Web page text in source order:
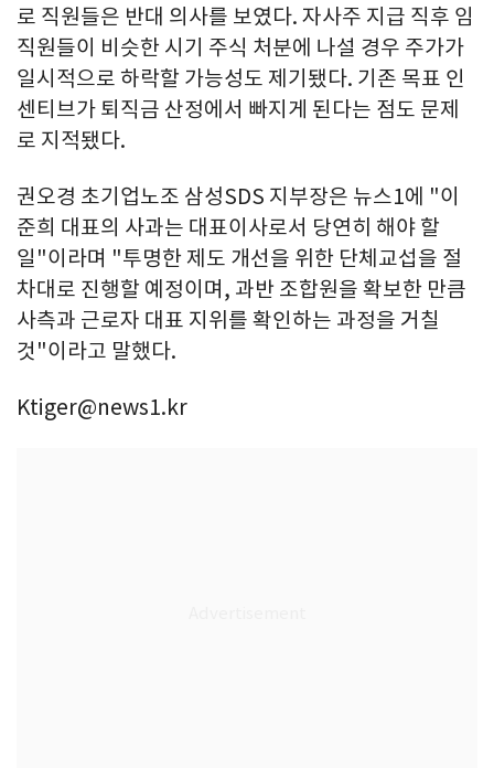
로 직원들은 반대 의사를 보였다. 자사주 지급 직후 임
직원들이 비슷한 시기 주식 처분에 나설 경우 주가가
일시적으로 하락할 가능성도 제기됐다. 기존 목표 인
센티브가 퇴직금 산정에서 빠지게 된다는 점도 문제
로 지적됐다.
권오경 초기업노조 삼성SDS 지부장은 뉴스1에 "이
준희 대표의 사과는 대표이사로서 당연히 해야 할
일"이라며 "투명한 제도 개선을 위한 단체교섭을 절
차대로 진행할 예정이며, 과반 조합원을 확보한 만큼
사측과 근로자 대표 지위를 확인하는 과정을 거칠
것"이라고 말했다.
Ktiger@news1.kr